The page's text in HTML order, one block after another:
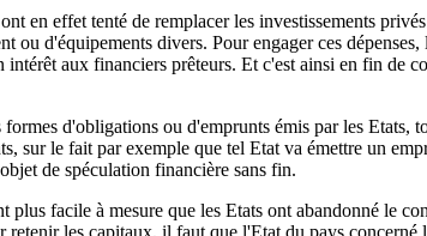
en effet tenté de remplacer les investissements
d'équipements divers. Pour engager ces
aux financiers prêteurs. Et c'est ainsi en fin de
d'obligations ou d'emprunts émis par les Etats,
sur le fait par exemple que tel Etat va émettre un
de spéculation financière sans fin.
facile à mesure que les Etats ont abandonné le